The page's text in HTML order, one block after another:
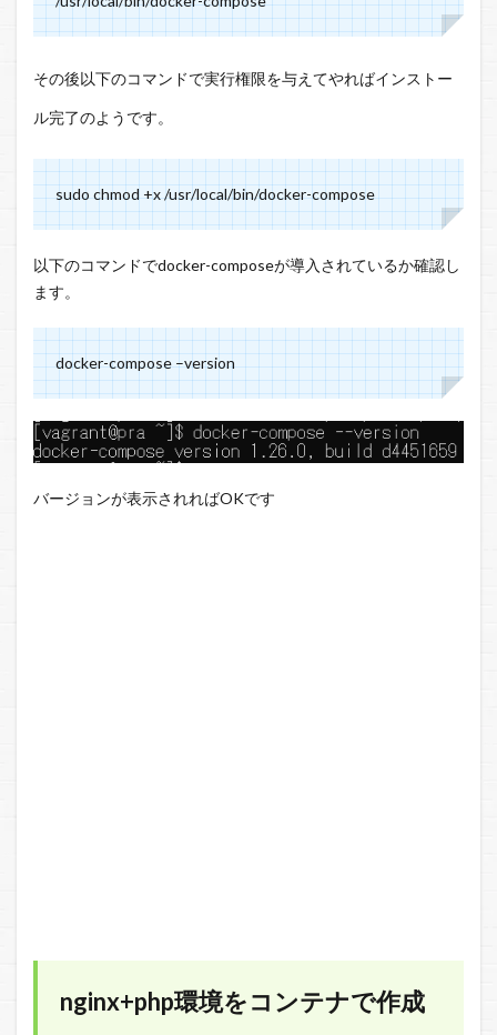
その後以下のコマンドで実行権限を与えてやればインストー
ル完了のようです。
sudo chmod +x /usr/local/bin/docker-compose
以下のコマンドでdocker-composeが導入されているか確認し
ます。
docker-compose –version
バージョンが表示されればOKです
nginx+php環境をコンテナで作成